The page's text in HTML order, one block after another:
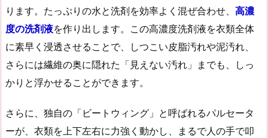
ります。たっぷりの水と洗剤を効率よく混ぜ合わせ、 高濃
度の洗剤液を作り出します。この高濃度洗剤液を衣類全体
に素早く浸透させることで、しつこい皮脂汚れや泥汚れ、
さらには繊維の奥に隠れた「見えない汚れ」までも、しっ
かりと浮かせることができます。
さらに、独自の「ビートウィング」と呼ばれるパルセータ
ーが、衣類を上下左右に力強く動かし、まるで人の手で叩